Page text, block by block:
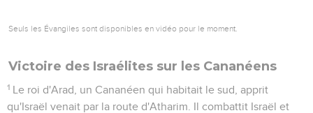
Seuls les Évangiles sont disponibles en vidéo pour le moment.
Victoire des Israélites sur les Cananéens
1 Le roi d'Arad, un Cananéen qui habitait le sud, apprit
qu'Israël venait par la route d'Atharim. Il combattit Israël et